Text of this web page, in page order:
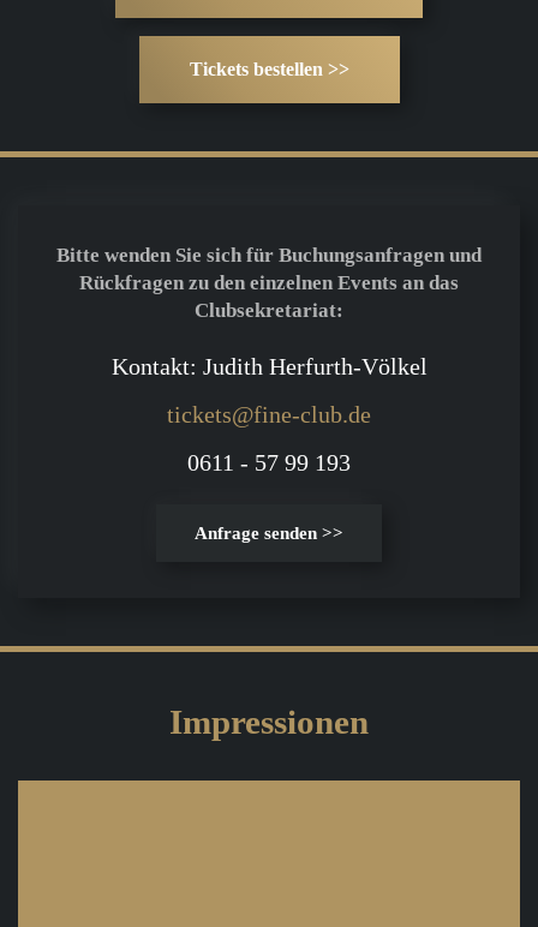
Tickets bestellen >>
Bitte wenden Sie sich für Buchungsanfragen und
Rückfragen zu den einzelnen Events an das
Clubsekretariat:
Kontakt: Judith Herfurth-Völkel
tickets@fine-club.de
0611 - 57 99 193
Anfrage senden >>
Impressionen